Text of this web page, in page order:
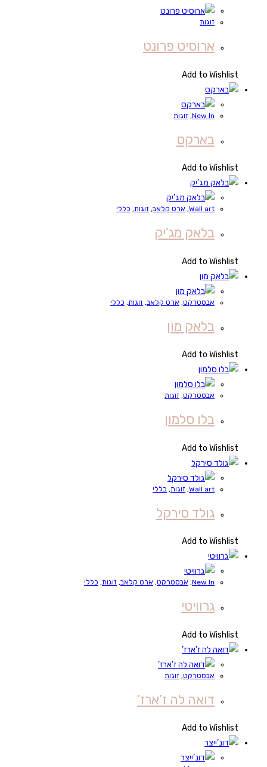
זוגות
ארוסיט פרונט
Add to Wishlist
New In
, זוגות
בארקס
Add to Wishlist
Wall art
, ארט קלאב, זוגות, כללי
בלאק מג’יק
Add to Wishlist
אבסטרקט, ארט קלאב, זוגות, כללי
בלאק מון
Add to Wishlist
אבסטרקט, זוגות
בלו סלמון
Add to Wishlist
Wall art
, זוגות, כללי
גולד סירקל
Add to Wishlist
New In
, אבסטרקט, ארט קלאב, זוגות, כללי
גרוויטי
Add to Wishlist
אבסטרקט, זוגות
דואה לה ז’ארז’
Add to Wishlist